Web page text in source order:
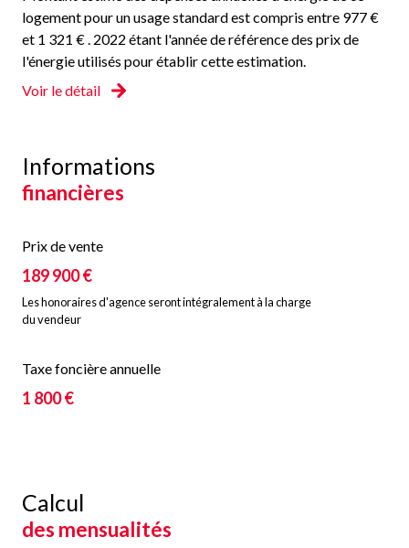
logement pour un usage standard est compris entre 977 €
et 1 321 € . 2022 étant l'année de référence des prix de
l'énergie utilisés pour établir cette estimation.
Voir le détail
Informations
financières
Prix de vente
189 900 €
Les honoraires d'agence seront intégralement à la charge
du vendeur
Taxe foncière annuelle
1 800 €
Calcul
des mensualités